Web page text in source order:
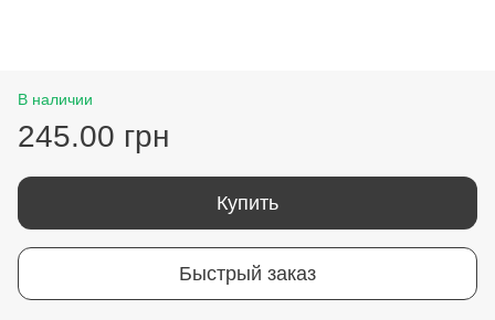
В наличии
245.00 грн
Купить
Быстрый заказ